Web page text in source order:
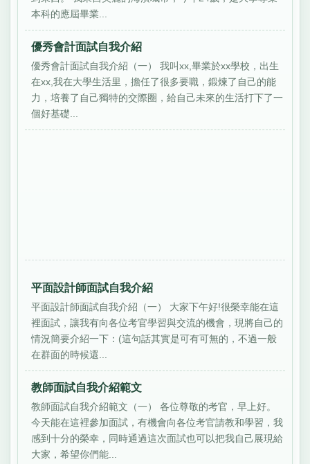
本科的應屆畢業...
優秀會計面試自我介紹
優秀會計面試自我介紹（一） 我叫xx,畢業於xx學校，出生
在xx,我在大學生活里，擔任了很多要職，鍛煉了自己的能
力，培養了自己獨特的交際圈，給自己未來的生活打下了一
個好基礎...
平面設計師面試自我介紹
平面設計師面試自我介紹（一） 大家下午好!很榮幸能在這
裡面試，讓我有向各位考官學習與交流的機會，現將自己的
情況簡要介紹一下：(這句話其實是可有可無的，不過一般
在群面的時候還...
教師面試自我介紹範文
教師面試自我介紹範文（一） 各位尊敬的考官，早上好。
今天能在這裡參加面試，有機會向各位考官請教和學習，我
感到十分的榮幸，同時通過這次面試也可以把我自己展現給
大家，希望你們能...